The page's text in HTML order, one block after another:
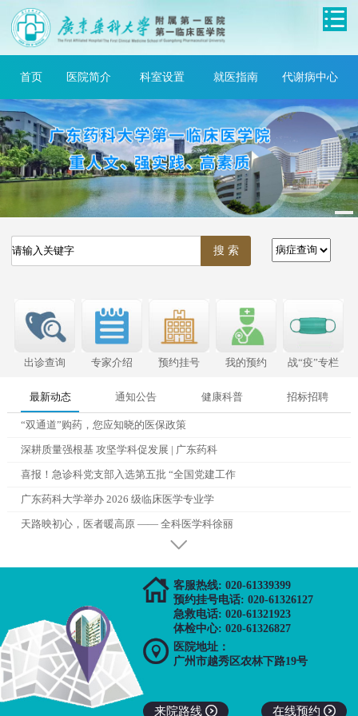
首页 医院简介 科室设置 就医指南 代谢病中心
出诊查询 专家介绍 预约挂号 我的预约 战“疫”专栏
最新动态 通知公告 健康科普 招标招聘
“双通道”购药，您应知晓的医保政策
深耕质量强根基 攻坚学科促发展 | 广东药科
喜报！急诊科党支部入选第五批 “全国党建工作
广东药科大学举办 2026 级临床医学专业学
天路映初心，医者暖高原 —— 全科医学科徐丽
 客服热线: 020-61339399
预约挂号电话: 020-61326127
急救电话: 020-61321923
体检中心: 020-61326827

医院地址：
广州市越秀区农林下路19号
来院路线  在线预约 